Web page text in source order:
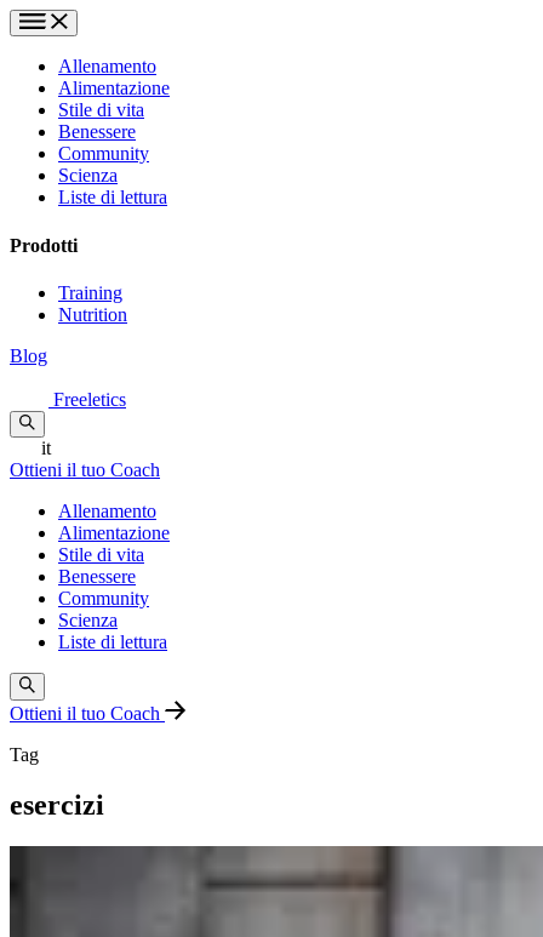
Allenamento
Alimentazione
Stile di vita
Benessere
Community
Scienza
Liste di lettura
Prodotti
Training
Nutrition
Blog
Freeletics
it
Ottieni il tuo Coach
Allenamento
Alimentazione
Stile di vita
Benessere
Community
Scienza
Liste di lettura
Ottieni il tuo Coach
Tag
esercizi